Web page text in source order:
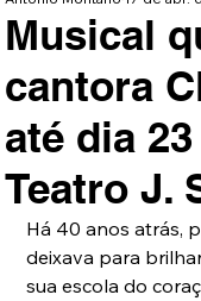
Musical
cantora
até dia
Teatro J.
Há 40 anos atrás,
deixava para
sua escola do